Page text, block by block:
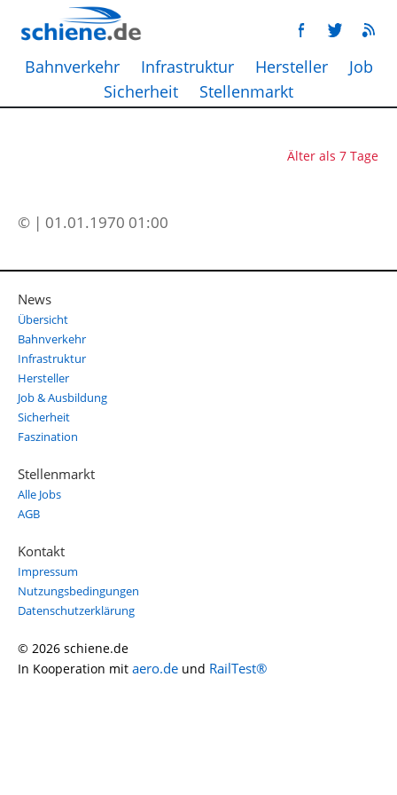
Bahnverkehr Infrastruktur Hersteller
Job
Sicherheit
Stellenmarkt
Älter als 7 Tage
© | 01.01.1970 01:00
News
Übersicht
Bahnverkehr
Infrastruktur
Hersteller
Job & Ausbildung
Sicherheit
Faszination
Stellenmarkt
Alle Jobs
AGB
Kontakt
Impressum
Nutzungsbedingungen
Datenschutzerklärung
© 2026 schiene.de
In Kooperation mit aero.de und RailTest®